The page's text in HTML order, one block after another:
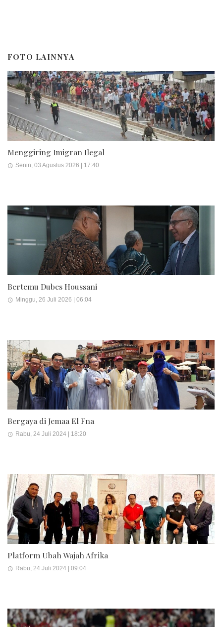
FOTO LAINNYA
Menggiring Imigran Ilegal
Senin, 03 Agustus 2026 | 17:40
Bertemu Dubes Houssani
Minggu, 26 Juli 2026 | 06:04
Bergaya di Jemaa El Fna
Rabu, 24 Juli 2024 | 18:20
Platform Ubah Wajah Afrika
Rabu, 24 Juli 2024 | 09:04